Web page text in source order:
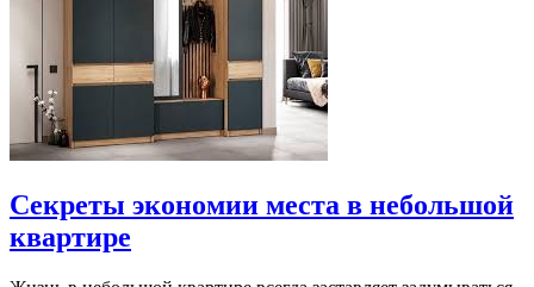
Секреты экономии места в небольшой
квартире